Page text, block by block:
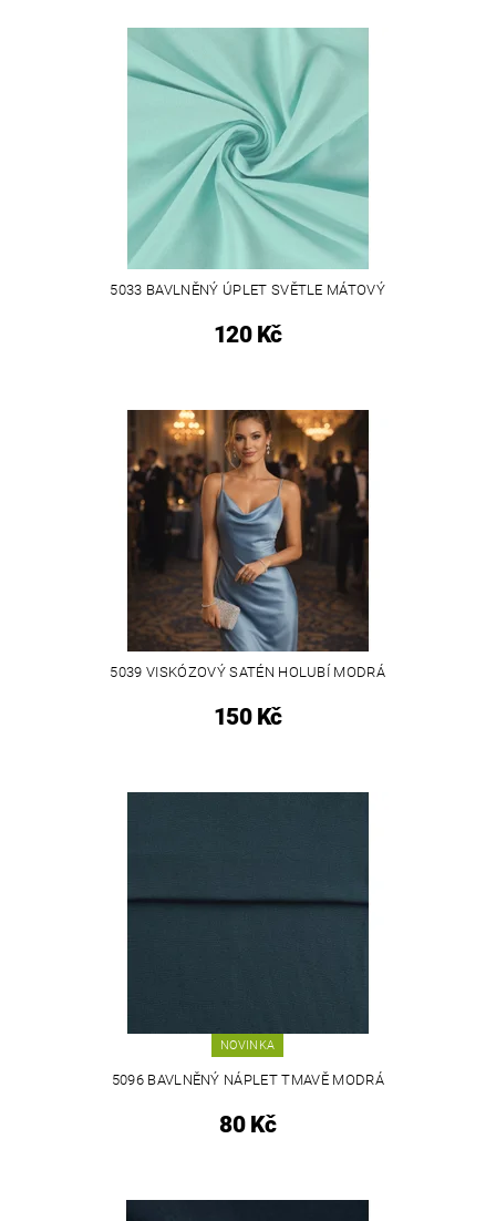
5033 BAVLNĚNÝ ÚPLET SVĚTLE MÁTOVÝ
120 Kč
5039 VISKÓZOVÝ SATÉN HOLUBÍ MODRÁ
150 Kč
NOVINKA
5096 BAVLNĚNÝ NÁPLET TMAVĚ MODRÁ
80 Kč